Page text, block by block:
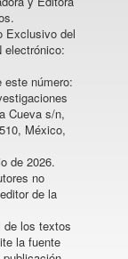
Exclusivo del
electrónico:
este número:
Cueva s/n,
México,
de 2026.
no
de la
de los textos
la fuente